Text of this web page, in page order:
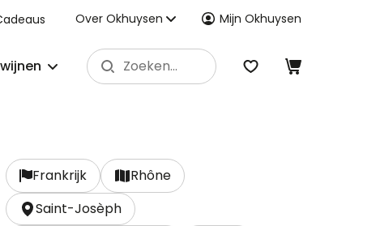
Over Okhuysen Mijn Okhuysen
Frankrijk
Rhône
Saint-Josèph